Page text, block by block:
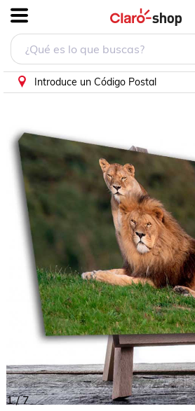
Introduce un Código Postal
1/7
Cuadro Decorativo Canvas Pareja de